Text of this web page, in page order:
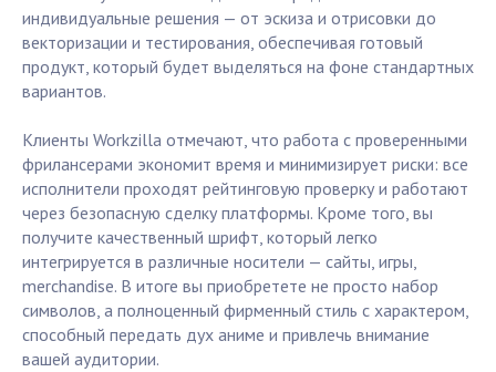
индивидуальные решения — от эскиза и отрисовки до
векторизации и тестирования, обеспечивая готовый
продукт, который будет выделяться на фоне стандартных
вариантов.
Клиенты Workzilla отмечают, что работа с проверенными
фрилансерами экономит время и минимизирует риски: все
исполнители проходят рейтинговую проверку и работают
через безопасную сделку платформы. Кроме того, вы
получите качественный шрифт, который легко
интегрируется в различные носители — сайты, игры,
merchandise. В итоге вы приобретете не просто набор
символов, а полноценный фирменный стиль с характером,
способный передать дух аниме и привлечь внимание
вашей аудитории.